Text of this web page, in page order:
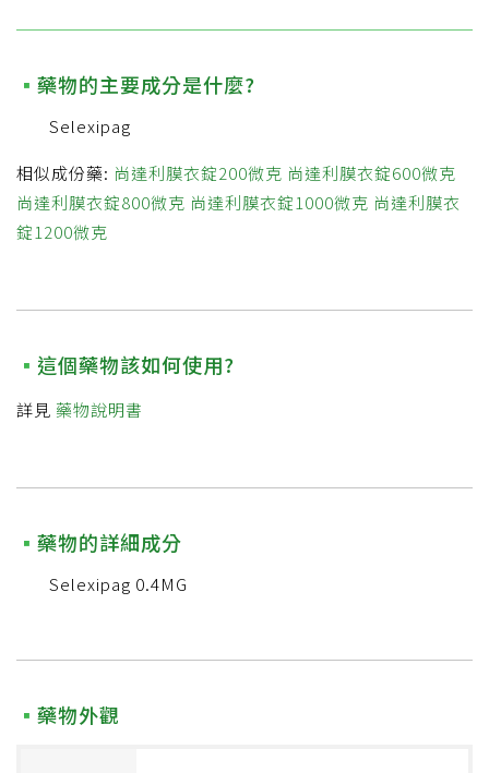
藥物的主要成分是什麼?
Selexipag
相似成份藥: 尚達利膜衣錠200微克 尚達利膜衣錠600微克
尚達利膜衣錠800微克 尚達利膜衣錠1000微克 尚達利膜衣
錠1200微克
這個藥物該如何使用?
詳見 藥物說明書
藥物的詳細成分
Selexipag 0.4MG
藥物外觀